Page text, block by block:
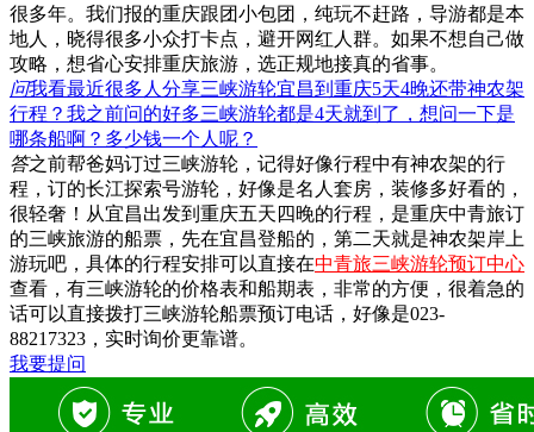
很多年。我们报的重庆跟团小包团，纯玩不赶路，导游都是本
地人，晓得很多小众打卡点，避开网红人群。如果不想自己做
攻略，想省心安排重庆旅游，选正规地接真的省事。
问我看最近很多人分享三峡游轮宜昌到重庆5天4晚还带神农架
行程？我之前问的好多三峡游轮都是4天就到了，想问一下是
哪条船啊？多少钱一个人呢？
答之前帮爸妈订过三峡游轮，记得好像行程中有神农架的行
程，订的长江探索号游轮，好像是名人套房，装修多好看的，
很轻奢！从宜昌出发到重庆五天四晚的行程，是重庆中青旅订
的三峡旅游的船票，先在宜昌登船的，第二天就是神农架岸上
游玩吧，具体的行程安排可以直接在中青旅三峡游轮预订中心
查看，有三峡游轮的价格表和船期表，非常的方便，很着急的
话可以直接拨打三峡游轮船票预订电话，好像是023-
88217323，实时询价更靠谱。
我要提问